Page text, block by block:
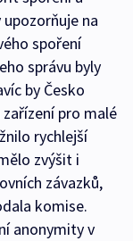
na
spoření
správu byly
by Česko
pro malé
rychlejší
zvýšit i
závazků,
komise.
anonymity v